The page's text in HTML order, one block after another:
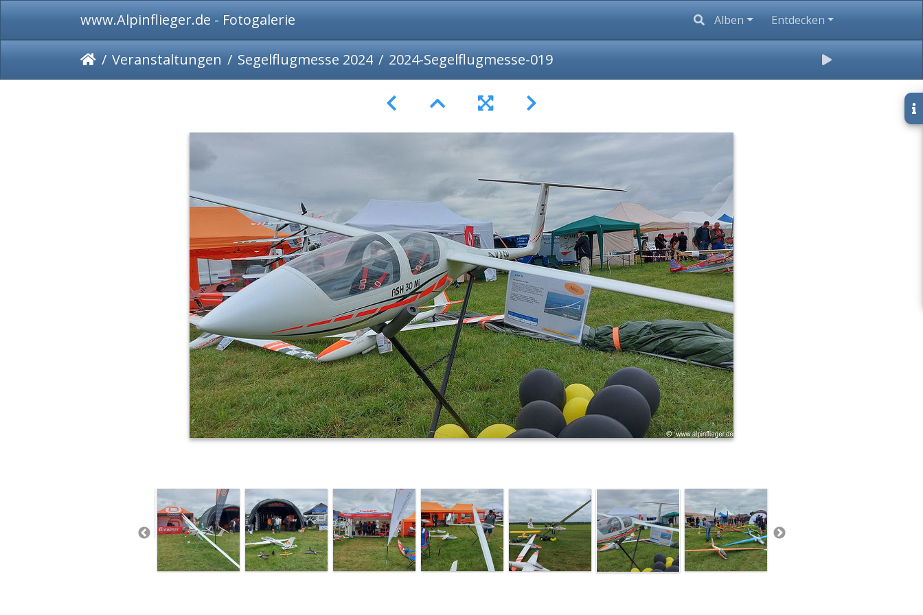
www.Alpinflieger.de - Fotogalerie Alben Entdecken
Veranstaltungen Segelflugmesse 2024 2024-Segelflugmesse-019